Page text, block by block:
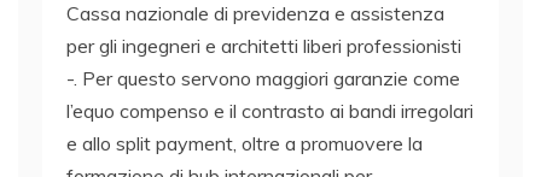
Cassa nazionale di previdenza e assistenza
per gli ingegneri e architetti liberi professionisti
-. Per questo servono maggiori garanzie come
l’equo compenso e il contrasto ai bandi irregolari
e allo split payment, oltre a promuovere la